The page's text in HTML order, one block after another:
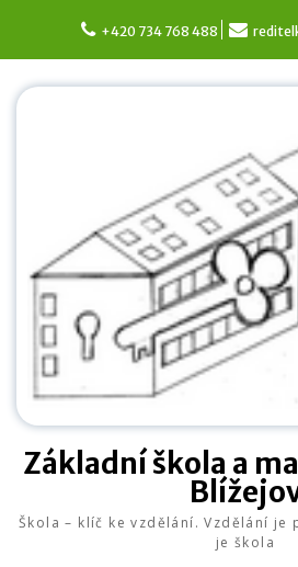
content
+420 734 768 488
Základní škola a
Škola – klíč ke vzdělání. Vzdělání je
je škola